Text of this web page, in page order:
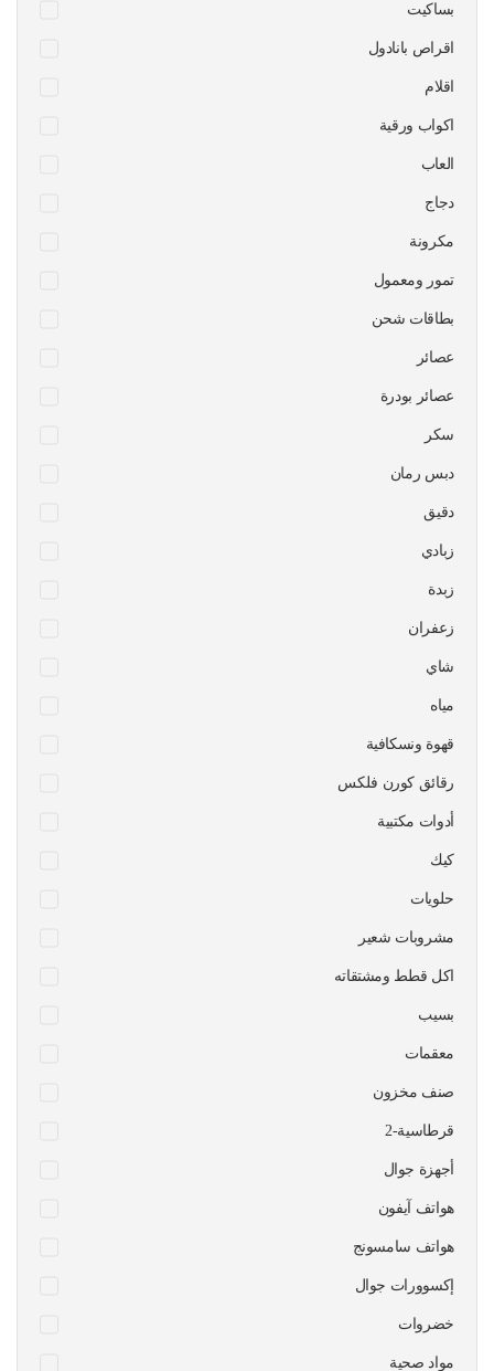
بساكيت
اقراص بانادول
اقلام
اكواب ورقية
العاب
دجاج
مكرونة
تمور ومعمول
بطاقات شحن
عصائر
عصائر بودرة
سكر
دبس رمان
دقيق
زبادي
زبدة
زعفران
شاي
مياه
قهوة ونسكافية
رقائق كورن فلكس
أدوات مكتبية
كيك
حلويات
مشروبات شعير
اكل قطط ومشتقاته
بسيب
معقمات
صنف مخزون
قرطاسية-2
أجهزة جوال
هواتف آيفون
هواتف سامسونج
إكسوورات جوال
خضروات
مواد صحية